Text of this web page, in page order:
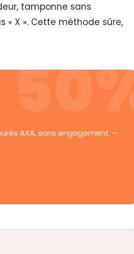
tamponne sans
X ». Cette méthode sûre,
AXA, sans engagement —